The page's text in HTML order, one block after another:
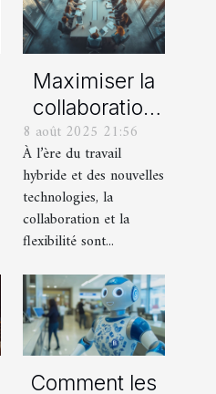
Maximiser la
collaboration
et la flexibilité
dans les
espaces de
travail
modernes
8 août 2025 21:56
À l’ère du travail
hybride et des nouvelles
technologies, la
collaboration et la
flexibilité sont...
Comment les